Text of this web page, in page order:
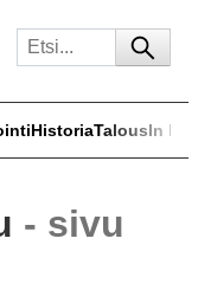
HistoriaTalousIn
- sivu